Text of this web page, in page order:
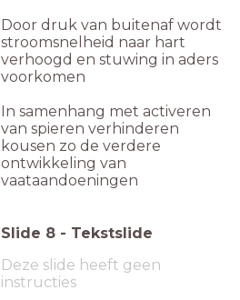
Door druk van buitenaf wordt
stroomsnelheid naar hart
verhoogd en stuwing in aders
voorkomen
In samenhang met activeren
van spieren verhinderen
kousen zo de verdere
ontwikkeling van
vaataandoeningen
Slide 8 - Tekstslide
Deze slide heeft geen
instructies